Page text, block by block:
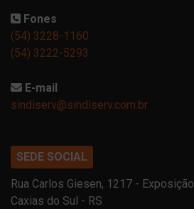
Fones
(54) 3228-1160
(54) 3222-5293
E-mail
sindiserv@sindiserv.com.br
SEDE SOCIAL
Rua Carlos Giesen, 1217 - Exposição
Caxias do Sul - RS